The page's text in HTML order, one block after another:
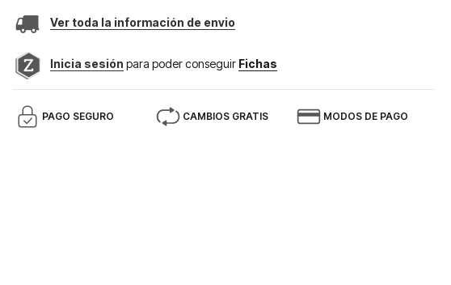
Ver toda la información de envio
Inicia sesión para poder conseguir Fichas
PAGO SEGURO CAMBIOS GRATIS MODOS DE PAGO